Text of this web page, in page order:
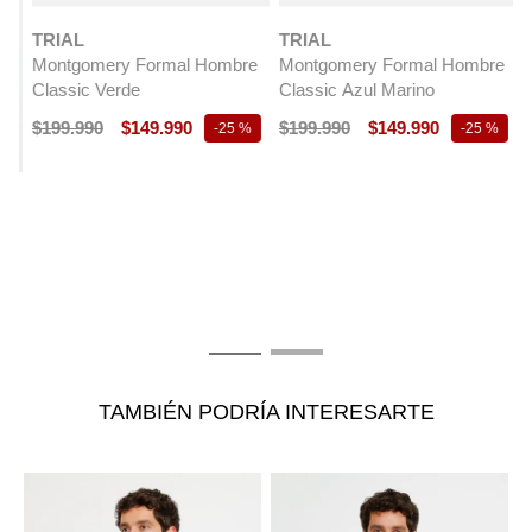
TRIAL
Montgomery Formal Hombre
Classic Verde
$199.990 $149.990 25 %
TRIAL
Montgomery Formal Hombre
Classic Azul Marino
$199.990 $149.990 25 %
TAMBIÉN PODRÍA INTERESARTE